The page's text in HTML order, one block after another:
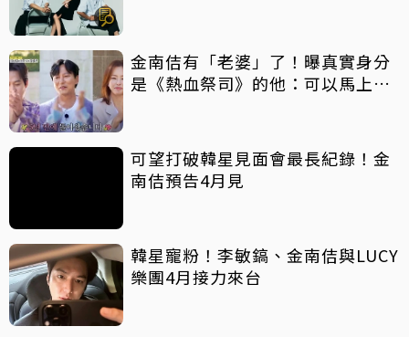
金南佶有「老婆」了！曝真實身分
是《熱血祭司》的他：可以馬上結
可望打破韓星見面會最長紀錄！金
南佶預告4月見
韓星寵粉！李敏鎬、金南佶與LUCY
樂團4月接力來台